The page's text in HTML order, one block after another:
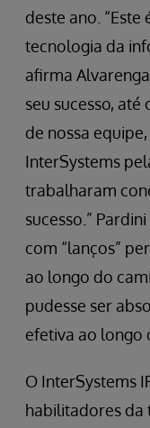
deste ano.
tecnologia da
afirma
seu sucesso,
de nossa
InterSystems
trabalharam
sucesso.”
com “lanços”
ao longo do
pudesse ser
efetiva ao longo
O InterSystems
habilitadores